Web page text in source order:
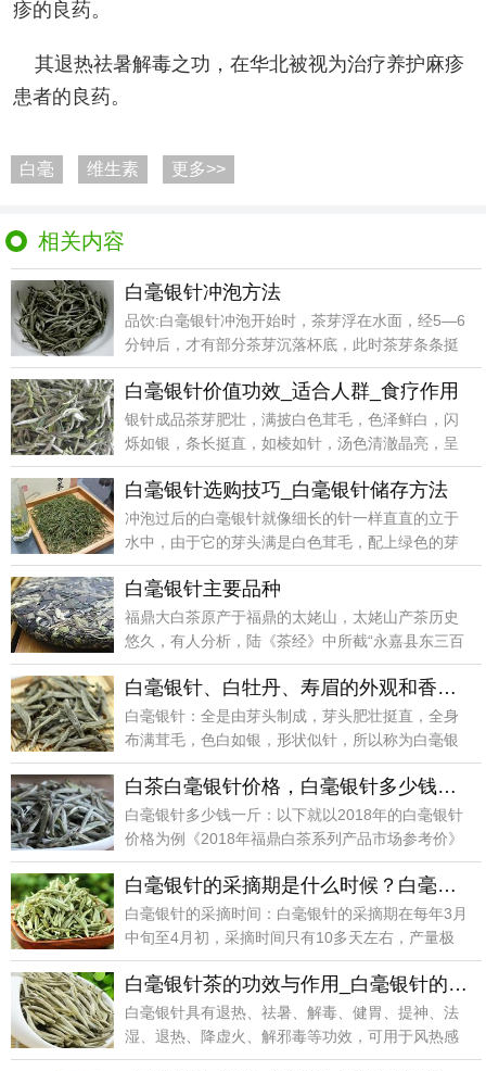
疹的良药。
其退热祛暑解毒之功，在华北被视为治疗养护麻疹
患者的良药。
白毫 维生素 更多>>
相关内容
白毫银针冲泡方法
品饮:白毫银针冲泡开始时，茶芽浮在水面，经5—6
分钟后，才有部分茶芽沉落杯底，此时茶芽条条挺
立，上下
白毫银针价值功效_适合人群_食疗作用
银针成品茶芽肥壮，满披白色茸毛，色泽鲜白，闪
烁如银，条长挺直，如棱如针，汤色清澈晶亮，呈
浅杏黄色，入
白毫银针选购技巧_白毫银针储存方法
冲泡过后的白毫银针就像细长的针一样直直的立于
水中，由于它的芽头满是白色茸毛，配上绿色的芽
叶确实让人赏
白毫银针主要品种
福鼎大白茶原产于福鼎的太姥山，太姥山产茶历史
悠久，有人分析，陆《茶经》中所截“永嘉县东三百
里有白茶山
白毫银针、白牡丹、寿眉的外观和香型的区别_是什么关系？
白毫银针：全是由芽头制成，芽头肥壮挺直，全身
布满茸毛，色白如银，形状似针，所以称为白毫银
针，香型以毫
白茶白毫银针价格，白毫银针多少钱一斤？
白毫银针多少钱一斤：以下就以2018年的白毫银针
价格为例《2018年福鼎白茶系列产品市场参考价》
1年
白毫银针的采摘期是什么时候？白毫银针的采摘时间
白毫银针的采摘时间：白毫银针的采摘期在每年3月
中旬至4月初，采摘时间只有10多天左右，产量极
少，1亩
白毫银针茶的功效与作用_白毫银针的营养价值_食用禁忌_选购方法
白毫银针具有退热、祛暑、解毒、健胃、提神、法
湿、退热、降虚火、解邪毒等功效，可用于风热感
冒、麻疹患者